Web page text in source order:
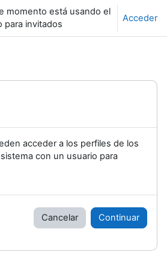
momento está usando el
para invitados
Acceder
acceder a los perfiles de los
con un usuario para
Cancelar Continuar